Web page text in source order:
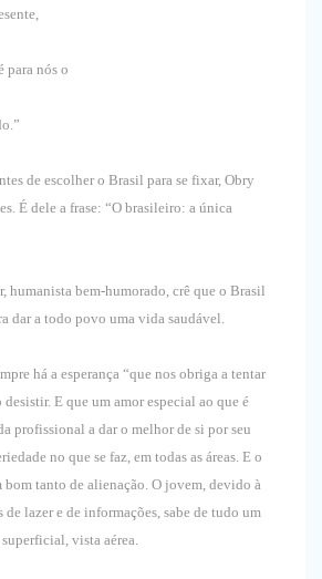
para nós o
de escolher o Brasil para se fixar, Obry
É dele a frase: “O brasileiro: a única
humanista bem-humorado, crê que o Brasil
dar a todo povo uma vida saudável.
há a esperança “que nos obriga a tentar
desistir. E que um amor especial ao que é
profissional a dar o melhor de si por seu
no que se faz, em todas as áreas. E o
bom tanto de alienação. O jovem, devido à
de lazer e de informações, sabe de tudo um
vista aérea.